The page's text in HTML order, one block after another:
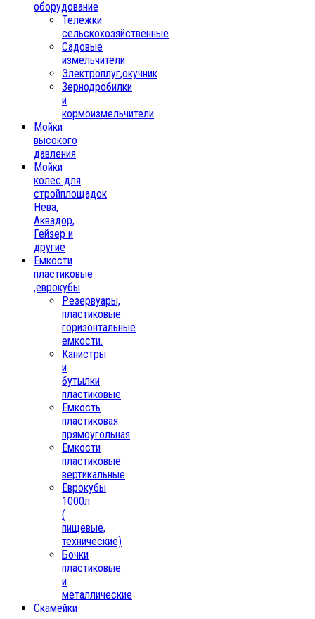
оборудование
Тележки
сельскохозяйственные
Садовые
измельчители
Электроплуг,окучник
Зернодробилки
и
кормоизмельчители
Мойки
высокого
давления
Мойки
колес для
стройплощадок
Нева,
Аквадор,
Гейзер и
другие
Емкости
пластиковые
,еврокубы
Резервуары,
пластиковые
горизонтальные
емкости.
Канистры
и
бутылки
пластиковые
Емкость
пластиковая
прямоугольная
Емкости
пластиковые
вертикальные
Еврокубы
1000л
(
пищевые,
технические)
Бочки
пластиковые
и
металлические
Скамейки